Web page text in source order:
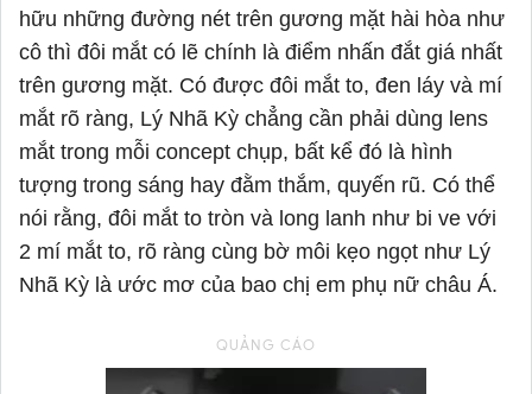
hữu những đường nét trên gương mặt hài hòa như
cô thì đôi mắt có lẽ chính là điểm nhấn đắt giá nhất
trên gương mặt. Có được đôi mắt to, đen láy và mí
mắt rõ ràng, Lý Nhã Kỳ chẳng cần phải dùng lens
mắt trong mỗi concept chụp, bất kể đó là hình
tượng trong sáng hay đằm thắm, quyến rũ. Có thể
nói rằng, đôi mắt to tròn và long lanh như bi ve với
2 mí mắt to, rõ ràng cùng bờ môi kẹo ngọt như Lý
Nhã Kỳ là ước mơ của bao chị em phụ nữ châu Á.